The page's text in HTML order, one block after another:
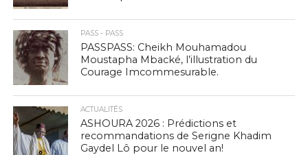
PASS - PASS
PASSPASS: Cheikh Mouhamadou
Moustapha Mbacké, l’illustration du
Courage Imcommesurable.
ACTUALITÉS
ASHOURA 2026 : Prédictions et
recommandations de Serigne Khadim
Gaydel Lô pour le nouvel an!